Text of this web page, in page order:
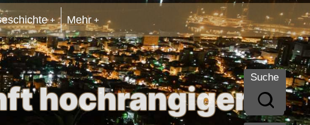
Mehr
Suche
hochrangiger